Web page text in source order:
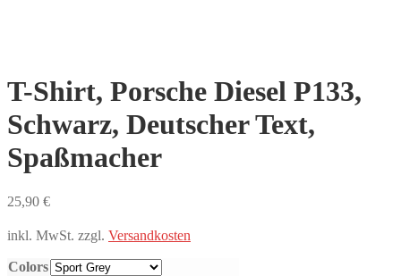
T-Shirt, Porsche Diesel P133,
Schwarz, Deutscher Text,
Spaßmacher
25,90 €
inkl. MwSt. zzgl. Versandkosten
Colors